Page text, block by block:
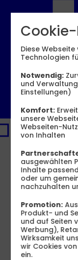
6 GB
6,99 €
72
€
100
statt50MBit/s
3
X
10
GRATIS
Diese
Technologien
Notwendig:
und
Einstellungen)
Komfort:
unsere
Webseiten-
von Inhalten
ausgewählten
Inhalte
oder um
nachzuhalten
Promotion:
Produkt- und
und auf Seiten
Werbung),
Wirksamkeit
wir Cookies
ein.